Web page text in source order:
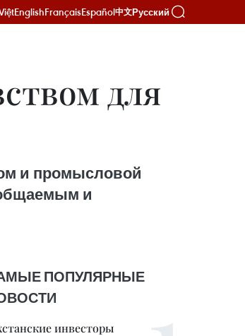
EnglishFrançaisEspañol中文Русский
для
и промысловой
и
ПОПУЛЯРНЫЕ
инвесторы